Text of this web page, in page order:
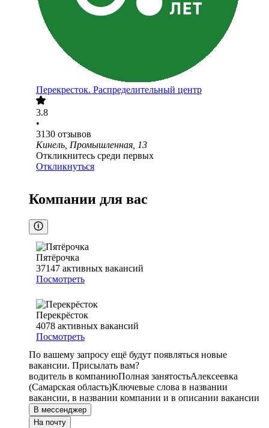
Перекресток. Распределительный центр
3.8
•
3130 отзывов
Кинель, Промышленная, 13
Откликнитесь среди первых
Откликнуться
Компании для вас
Пятёрочка
37147 активных вакансий
Посмотреть
Перекрёсток
4078 активных вакансий
Посмотреть
По вашему запросу ещё будут появляться новые
вакансии. Присылать вам?
водитель в компаниюПолная занятостьАлексеевка
(Самарская область)Ключевые слова в названии
вакансии, в названии компании и в описании вакансии
В мессенджер
На почту